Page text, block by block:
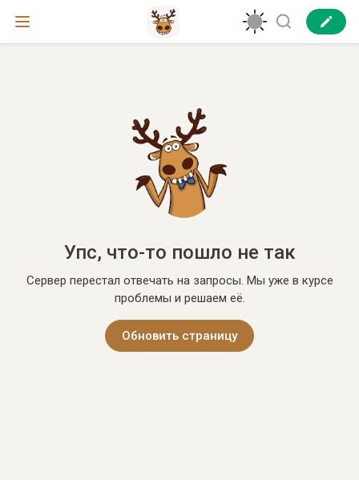
Упс, что-то пошло не так
Сервер перестал отвечать на запросы. Мы уже в курсе
проблемы и решаем её.
Обновить страницу